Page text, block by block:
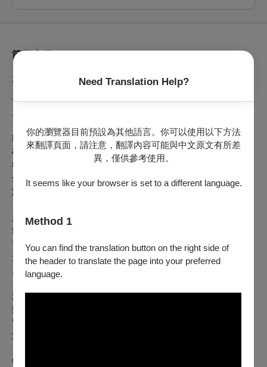
Need Translation Help?
你的瀏覽器目前預設為其他語言。你可以使用以下方法
來翻譯頁面，請注意，翻譯內容可能與中文原文有所差
異，僅供參考使用。
It seems like your browser is set to a different language.
Method 1
You can find the translation button on the right side of
the header to translate the page into your preferred
language.
節目介紹
2026中秋節
趙傳Ｘ臺北爵士大樂隊
邀你一起上月球！
華語搖滾天王跨界爵士大樂團
碰撞全編制大樂隊磅礡聲響
從經典爵士到趙傳代表作
全新爵士編曲在國家級音樂廳展開一場搖滾與爵士交融的限定
演出
趙傳，華語搖滾代表趙傳將以獨特而充滿力量的嗓音，與全編
制爵士大樂隊的磅礡音響正面交會。最純粹的歌聲，承載一首
首熟悉旋律；最豐沛的和聲，鋪展出搖滾與爵士交融的壯闊聲
景。透過全新爵士編曲，趙傳經典作品將被賦予更寬廣的音樂
層次，從深情吟唱到熱烈搖擺，展現截然不同的舞台魅力。曲
演唱會，更是一場聲音與編制的跨界實驗。趙傳Ｘ臺北爵士大
樂隊「首次」攜手登上國家級音樂廳，將以最純粹的歌聲、最
豐沛的大樂隊聲響，帶領觀眾近距離聆聽旋律的深度，感受搖
滾與爵士交融的全新魅力。
特別嘉賓